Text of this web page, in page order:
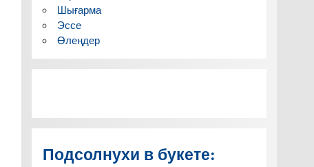
Шығарма
Эссе
Өлеңдер
Подсолнухи в букете: